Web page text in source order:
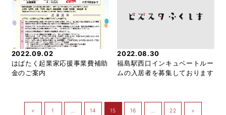
2022.09.02
はばたく起業家応援事業費補助
金のご案内
2022.08.30
福島駅西口インキュベートルー
ムの入居者を募集しております
< 1 … 14 15 16 … 22 >